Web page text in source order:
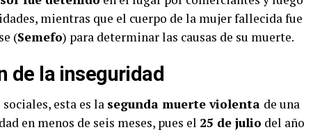
mientras que el cuerpo de la mujer fallecida fue
(Semefo) para determinar las causas de su muerte.
de la inseguridad
esta es la segunda muerte violenta de una
en menos de seis meses, pues el 25 de julio del año